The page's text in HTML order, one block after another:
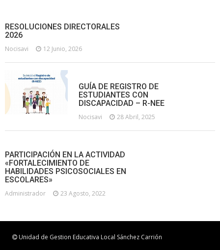
RESOLUCIONES DIRECTORALES
2026
Nocisavi 12 Junio, 2026
GUÍA DE REGISTRO DE
ESTUDIANTES CON
DISCAPACIDAD – R-NEE
Nocisavi 28 Abril, 2025
PARTICIPACIÓN EN LA ACTIVIDAD
«FORTALECIMIENTO DE
HABILIDADES PSICOSOCIALES EN
ESCOLARES»
Administrador 23 Agosto, 2022
Unidad de Gestion Educativa Local Sánchez Carrión